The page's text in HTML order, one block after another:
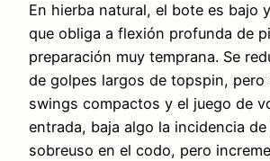
En hierba natural, el bote es bajo
que obliga a flexión profunda de
preparación muy temprana. Se
de golpes largos de topspin, pero
swings compactos y el juego de
entrada, baja algo la incidencia
sobreuso en el codo, pero